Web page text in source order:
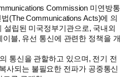
Commission 미연방통
(The Communications Acts)에 의
설립된 미국정부기관으로, 국내외
이블, 유선 통신에 관련한 정책을 개
통신을 관할하고 있으며, 전기 전
사되는 불필요한 전파가 공중통신